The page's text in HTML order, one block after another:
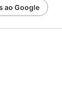
ao Google